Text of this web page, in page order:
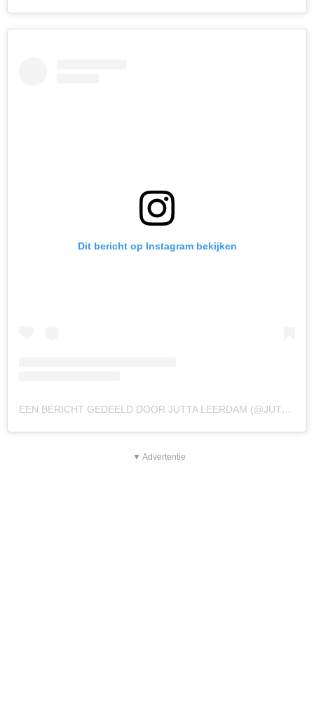
Dit bericht op Instagram bekijken
EEN BERICHT GEDEELD DOOR JUTTA LEERDAM (@JUTTALEERDAM)
▼ Advertentie